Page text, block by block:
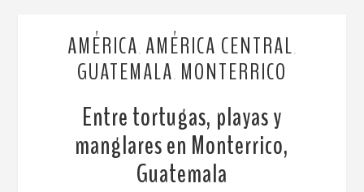
AMÉRICA AMÉRICA CENTRAL
GUATEMALA MONTERRICO
Entre tortugas, playas y
manglares en Monterrico,
Guatemala